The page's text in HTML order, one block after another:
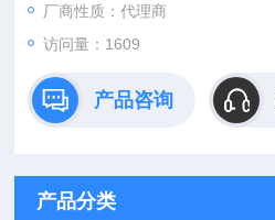
厂商性质：代理商
访问量：1609
产品咨询
产品分类